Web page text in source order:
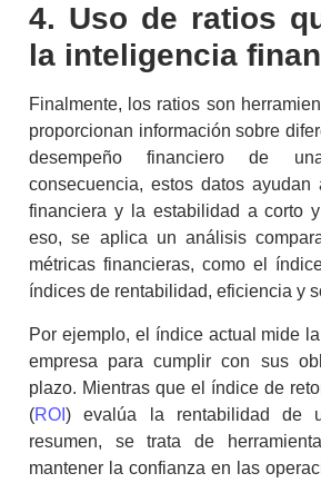
4. Uso de ratios
la inteligencia
Finalmente, los ratios son
proporcionan información sobre
desempeño financiero de
consecuencia, estos datos
financiera y la estabilidad a corto
eso, se aplica un análisis
métricas financieras, como el
índices de rentabilidad, eficiencia y
Por ejemplo, el índice actual mide
empresa para cumplir con sus
plazo. Mientras que el índice de
(ROI ) evalúa la rentabilidad de
resumen, se trata de
mantener la confianza en las